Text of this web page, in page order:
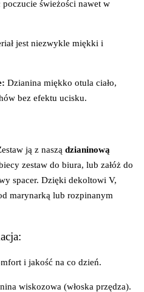
świeżości nawet w
jest niezwykle miękki i
Dzianina miękko otula ciało,
bez efektu ucisku.
ją z naszą dzianinową
zestaw do biura, lub załóż do
spacer. Dzięki dekoltowi V,
marynarką lub rozpinanym
i jakość na co dzień.
wiskozowa (włoska przędza).